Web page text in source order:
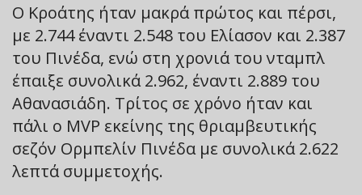
Ο Κροάτης ήταν μακρά πρώτος και πέρσι,
με 2.744 έναντι 2.548 του Ελίασον και 2.387
του Πινέδα, ενώ στη χρονιά του νταμπλ
έπαιξε συνολικά 2.962, έναντι 2.889 του
Αθανασιάδη. Τρίτος σε χρόνο ήταν και
πάλι ο MVP εκείνης της θριαμβευτικής
σεζόν Ορμπελίν Πινέδα με συνολικά 2.622
λεπτά συμμετοχής.